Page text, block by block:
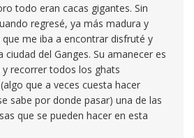
todo eran cacas gigantes. Sin
regresé, ya más madura y
que me iba a encontrar disfruté y
ciudad del Ganges. Su amanecer es
recorrer todos los ghats
que a veces cuesta hacer
sabe por donde pasar) una de las
que se pueden hacer en esta